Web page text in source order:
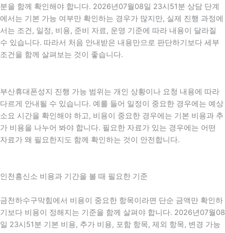
분을 함께 확인해야 합니다. 2026년07월08일 23시51분 상담 단계
에서는 기본 가능 여부만 확인하는 경우가 많지만, 실제 진행 과정에
서는 조건, 일정, 비용, 준비 자료, 운영 기준에 따라 내용이 달라질
수 있습니다. 따라서 처음 안내받은 내용만으로 판단하기보다 세부
조건을 함께 살펴보는 것이 좋습니다.
부산휴대폰성지 진행 가능 범위는 개인 상황이나 요청 내용에 따라
다르게 안내될 수 있습니다. 예를 들어 일정이 중요한 경우에는 예상
소요 시간을 확인해야 하고, 비용이 중요한 경우에는 기본 비용과 추
가 비용을 나누어 봐야 합니다. 필요한 자료가 있는 경우에는 어떤
자료가 왜 필요한지도 함께 확인하는 것이 안전합니다.
인천흥신소 비용과 기간을 볼 때 필요한 기준
금천하수구막힘에서 비용이 중요한 항목이라면 단순 금액만 확인하
기보다 비용이 정해지는 기준을 함께 살펴야 합니다. 2026년07월08
일 23시51분 기본 비용, 추가 비용, 포함 항목, 제외 항목, 변경 가능